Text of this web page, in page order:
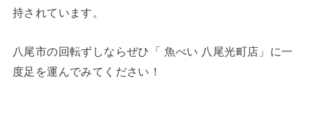
持されています。
八尾市の回転ずしならぜひ「 魚べい 八尾光町店」に一
度足を運んでみてください！